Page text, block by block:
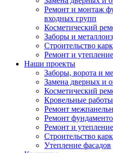
Ремонт и монтаж
входных групп
Косметический
Заборы и
Строительство
Ремонт и
Наши проекты
Заборы, ворота и
Замена дверных и
Косметический
Кровельные работы
Ремонт
Ремонт
Ремонт и
Строительство
Утепление фасадов